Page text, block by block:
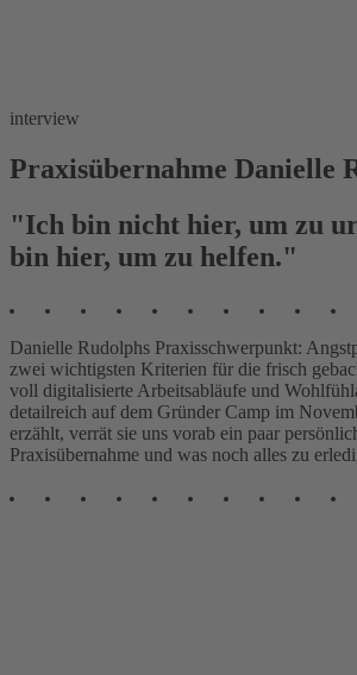
interview
Praxisübernahme Danielle
"Ich bin nicht hier, um zu
bin hier, um zu helfen."
Danielle Rudolphs Praxisschwerpunkt:
zwei wichtigsten Kriterien für die frisch
voll digitalisierte Arbeitsabläufe und
detailreich auf dem Gründer Camp im
erzählt, verrät sie uns vorab ein paar
Praxisübernahme und was noch alles zu